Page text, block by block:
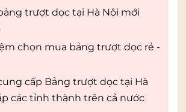
trượt dọc tại Hà Nội mới
chọn mua bảng trượt dọc rẻ -
cấp Bảng trượt dọc tại Hà
các tỉnh thành trên cả nước